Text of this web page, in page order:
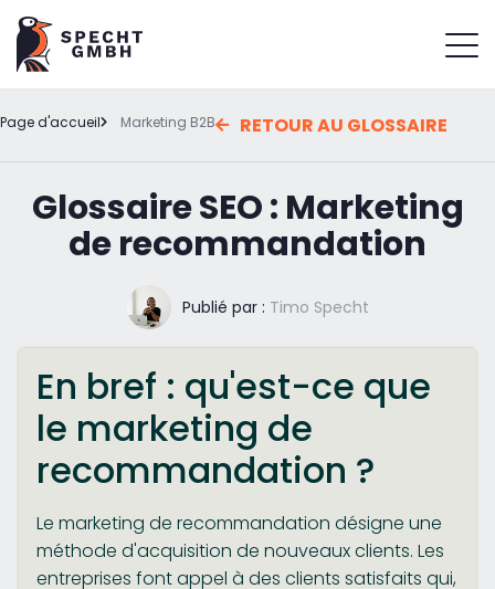
Page d'accueil Marketing B2B RETOUR AU GLOSSAIRE
Glossaire SEO : Marketing
de recommandation
Publié par : Timo Specht
En bref : qu'est-ce que
le marketing de
recommandation ?
Le marketing de recommandation désigne une
méthode d'acquisition de nouveaux clients. Les
entreprises font appel à des clients satisfaits qui,